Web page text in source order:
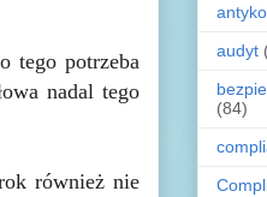
tego potrzeba
nadal tego
również nie
audyt
(84)